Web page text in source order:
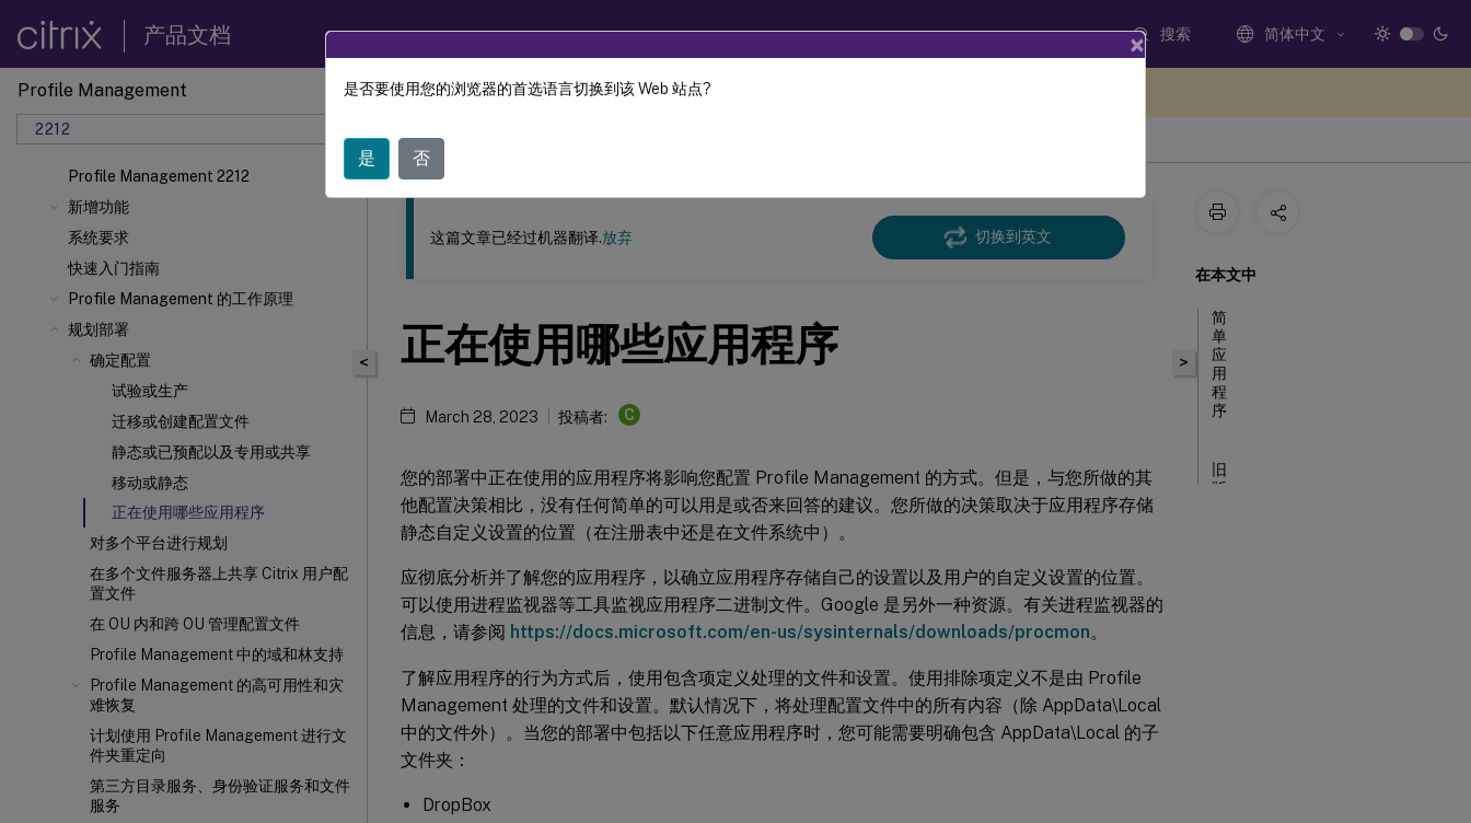
产品文档 搜索 简体中文
Profile Management
2212
Profile Management 2212
新增功能
系统要求
快速入门指南
Profile Management 的工作原理
规划部署
确定配置
试验或生产
迁移或创建配置文件
静态或已预配以及专用或共享
移动或静态
正在使用哪些应用程序
对多个平台进行规划
在多个文件服务器上共享 Citrix 用户配
置文件
在 OU 内和跨 OU 管理配置文件
Profile Management 中的域和林支持
Profile Management 的高可用性和灾
难恢复
计划使用 Profile Management 进行文
件夹重定向
第三方目录服务、身份验证服务和文件
服务
此内容已经过机器动态翻译。
<
这篇文章已经过机器翻译.放弃 切换到英文
正在使用哪些应用程序
March 28, 2023 投稿者: C
您的部署中正在使用的应用程序将影响您配置 Profile Management 的方式。但是，与您所做的其
他配置决策相比，没有任何简单的可以用是或否来回答的建议。您所做的决策取决于应用程序存储
静态自定义设置的位置（在注册表中还是在文件系统中）。
应彻底分析并了解您的应用程序，以确立应用程序存储自己的设置以及用户的自定义设置的位置。
可以使用进程监视器等工具监视应用程序二进制文件。Google 是另外一种资源。有关进程监视器的
信息，请参阅 https://docs.microsoft.com/en-us/sysinternals/downloads/procmon。
了解应用程序的行为方式后，使用包含项定义处理的文件和设置。使用排除项定义不是由 Profile
Management 处理的文件和设置。默认情况下，将处理配置文件中的所有内容（除 AppData\Local
中的文件外）。当您的部署中包括以下任意应用程序时，您可能需要明确包含 AppData\Local 的子
文件夹：
DropBox
>
在本文中
简
单
应
用
程
序
旧
版
×
是否要使用您的浏览器的首选语言切换到该 Web 站点?
是 否